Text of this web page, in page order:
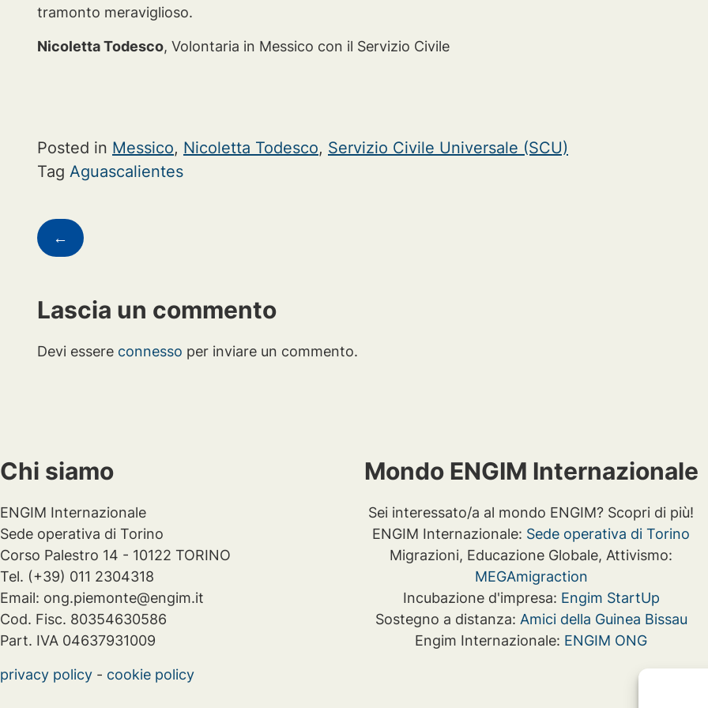
tramonto meraviglioso.
Nicoletta Todesco, Volontaria in Messico con il Servizio Civile
Posted in Messico, Nicoletta Todesco, Servizio Civile Universale (SCU)
Tag Aguascalientes
articoli
←
Lascia un commento
Devi essere connesso per inviare un commento.
Chi siamo
ENGIM Internazionale
Sede operativa di Torino
Corso Palestro 14 - 10122 TORINO
Tel. (+39) 011 2304318
Email: ong.piemonte@engim.it
Cod. Fisc. 80354630586
Part. IVA 04637931009
privacy policy - cookie policy
Mondo ENGIM Internazionale
Sei interessato/a al mondo ENGIM? Scopri di più!
ENGIM Internazionale: Sede operativa di Torino
Migrazioni, Educazione Globale, Attivismo:
MEGAmigraction
Incubazione d'impresa: Engim StartUp
Sostegno a distanza: Amici della Guinea Bissau
Engim Internazionale: ENGIM ONG